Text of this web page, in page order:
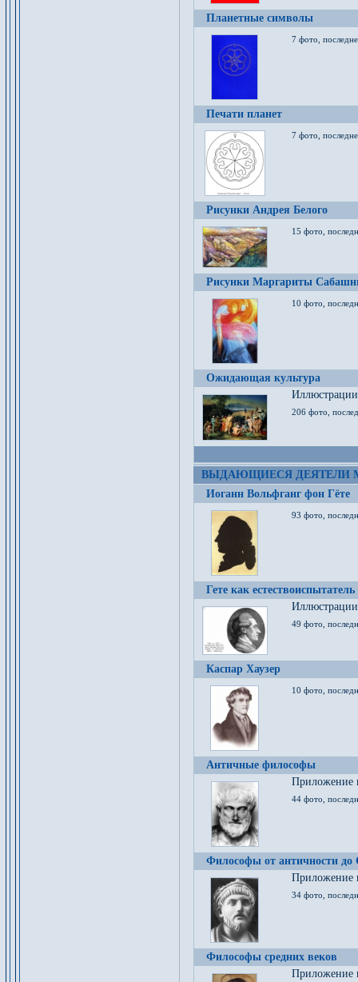
Планетные символы
7 фото,
Печати планет
7 фото,
Рисунки Андрея Белого
15 фото,
Рисунки Маргариты
10 фото,
Ожидающая культура
206 фото,
ВЫДАЮЩИЕСЯ ДЕЯТЕЛИ
Иоганн Вольфганг фон Гёте
93 фото,
Гете как естествоиспытатель
49 фото,
Каспар Хаузер
10 фото,
Античные философы
Приложение
44 фото,
Философы от античности до
Приложение
34 фото,
Философы средних веков
Приложение